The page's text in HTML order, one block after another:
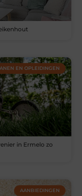
EN OPLEIDINGEN
in Ermelo zo
AANBIEDINGEN